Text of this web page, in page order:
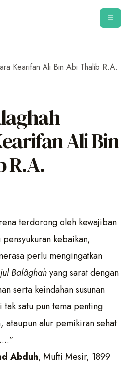
Ali Bin
R.A.
terdorong oleh kewajiban
kebaikan,
perlu mengingatkan
Balâghahyang sarat dengan
serta keindahan susunan
tak satu pun tema penting
ataupun alur pemikiran sehat
Abduh, Mufti Mesir, 1899